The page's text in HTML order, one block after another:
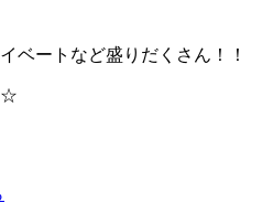
ベートなど盛りだくさん！！
☆